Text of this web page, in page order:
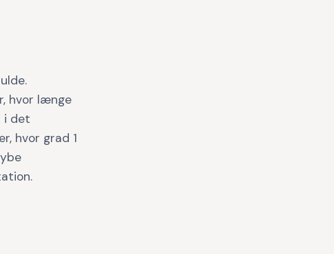
hvor længe
i det
hvor grad 1